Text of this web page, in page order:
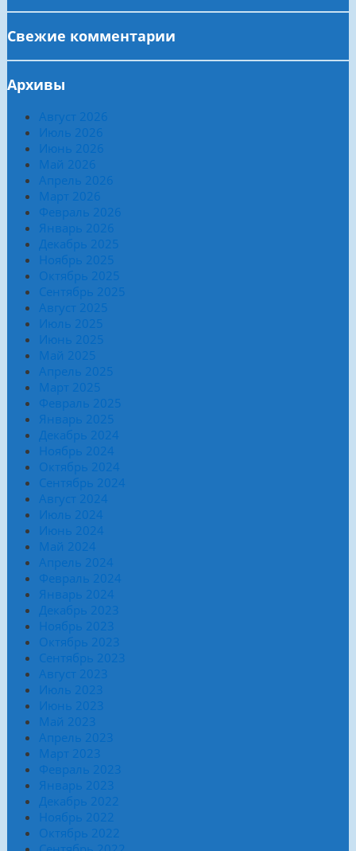
Свежие комментарии
Архивы
Август 2026
Июль 2026
Июнь 2026
Май 2026
Апрель 2026
Март 2026
Февраль 2026
Январь 2026
Декабрь 2025
Ноябрь 2025
Октябрь 2025
Сентябрь 2025
Август 2025
Июль 2025
Июнь 2025
Май 2025
Апрель 2025
Март 2025
Февраль 2025
Январь 2025
Декабрь 2024
Ноябрь 2024
Октябрь 2024
Сентябрь 2024
Август 2024
Июль 2024
Июнь 2024
Май 2024
Апрель 2024
Февраль 2024
Январь 2024
Декабрь 2023
Ноябрь 2023
Октябрь 2023
Сентябрь 2023
Август 2023
Июль 2023
Июнь 2023
Май 2023
Апрель 2023
Март 2023
Февраль 2023
Январь 2023
Декабрь 2022
Ноябрь 2022
Октябрь 2022